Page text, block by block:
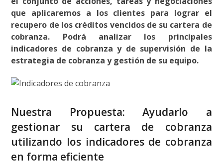
que aplicaremos a los clientes para lograr el
recupero de los créditos vencidos de su cartera de
cobranza. Podrá analizar los principales
indicadores de cobranza y de supervisión de la
estrategia de cobranza y gestión de su equipo.
Nuestra Propuesta: Ayudarlo a
gestionar su cartera de cobranza
utilizando los indicadores de cobranza
en forma eficiente